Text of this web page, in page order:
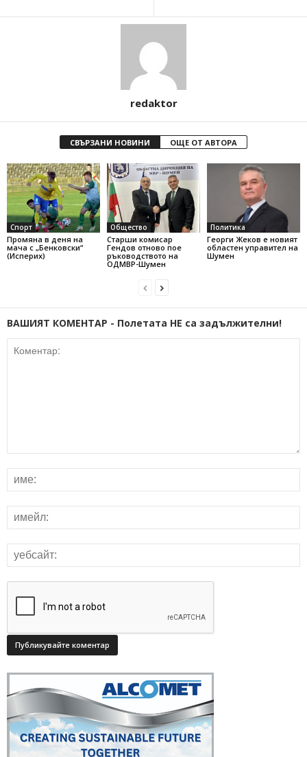
redaktor
СВЪРЗАНИ НОВИНИ ОЩЕ ОТ АВТОРА
Спорт
Промяна в деня на
мача с „Бенковски“
(Исперих)
Общество
Старши комисар
Гендов отново пое
ръководството на
ОДМВР-Шумен
Политика
Георги Жеков е новият
областен управител на
Шумен
ВАШИЯТ КОМЕНТАР - Полетата НЕ са задължителни!